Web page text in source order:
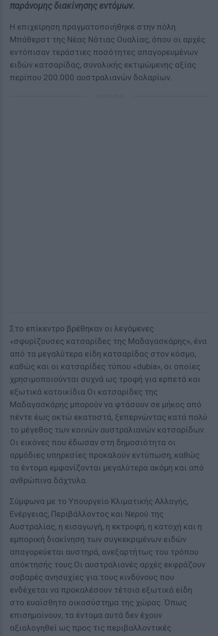
παράνομης διακίνησης εντόμων.
Η επιχείρηση πραγματοποιήθηκε στην πόλη
Μπάθερστ της Νέας Νότιας Ουαλίας, όπου οι αρχές
εντόπισαν τεράστιες ποσότητες απαγορευμένων
ειδών κατσαρίδας, συνολικής εκτιμώμενης αξίας
περίπου 200.000 αυστραλιανών δολαρίων.
Στο επίκεντρο βρέθηκαν οι λεγόμενες
«σφυρίζουσες κατσαρίδες της Μαδαγασκάρης», ένα
από τα μεγαλύτερα είδη κατσαρίδας στον κόσμο,
καθώς και οι κατσαρίδες τύπου «dubia», οι οποίες
χρησιμοποιούνται συχνά ως τροφή για ερπετά και
εξωτικά κατοικίδια.Οι κατσαρίδες της
Μαδαγασκάρης μπορούν να φτάσουν σε μήκος από
πέντε έως οκτώ εκατοστά, ξεπερνώντας κατά πολύ
το μέγεθος των κοινών αυστραλιανών κατσαρίδων.
Οι εικόνες που έδωσαν στη δημοσιότητα οι
αρμόδιες υπηρεσίες προκαλούν εντύπωση, καθώς
τα έντομα εμφανίζονται μεγαλύτερα ακόμη και από
ανθρώπινα δάχτυλα.
Σύμφωνα με το Υπουργείο Κλιματικής Αλλαγής,
Ενέργειας, Περιβάλλοντος και Νερού της
Αυστραλίας, η εισαγωγή, η εκτροφή, η κατοχή και η
εμπορική διακίνηση των συγκεκριμένων ειδών
απαγορεύεται αυστηρά, ανεξαρτήτως του τρόπου
απόκτησής τους.Οι αυστραλιανές αρχές εκφράζουν
σοβαρές ανησυχίες για τους κινδύνους που
ενδέχεται να προκαλέσουν τέτοια εξωτικά είδη
στο ευαίσθητο οικοσύστημα της χώρας. Όπως
επισημαίνουν, τα έντομα αυτά δεν έχουν
αξιολογηθεί ως προς τις περιβαλλοντικές